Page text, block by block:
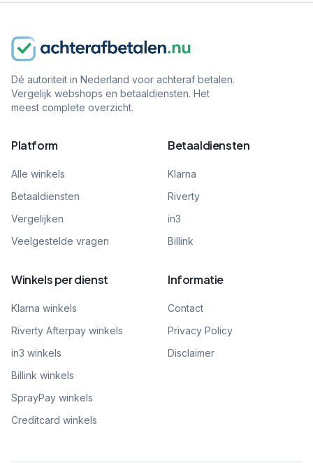
Dé autoriteit in Nederland voor achteraf betalen.
Vergelijk webshops en betaaldiensten. Het
meest complete overzicht.
Platform
Alle winkels
Betaaldiensten
Vergelijken
Veelgestelde vragen
Betaaldiensten
Klarna
Riverty
in3
Billink
Winkels per dienst
Klarna winkels
Riverty Afterpay winkels
in3 winkels
Billink winkels
SprayPay winkels
Creditcard winkels
Informatie
Contact
Privacy Policy
Disclaimer